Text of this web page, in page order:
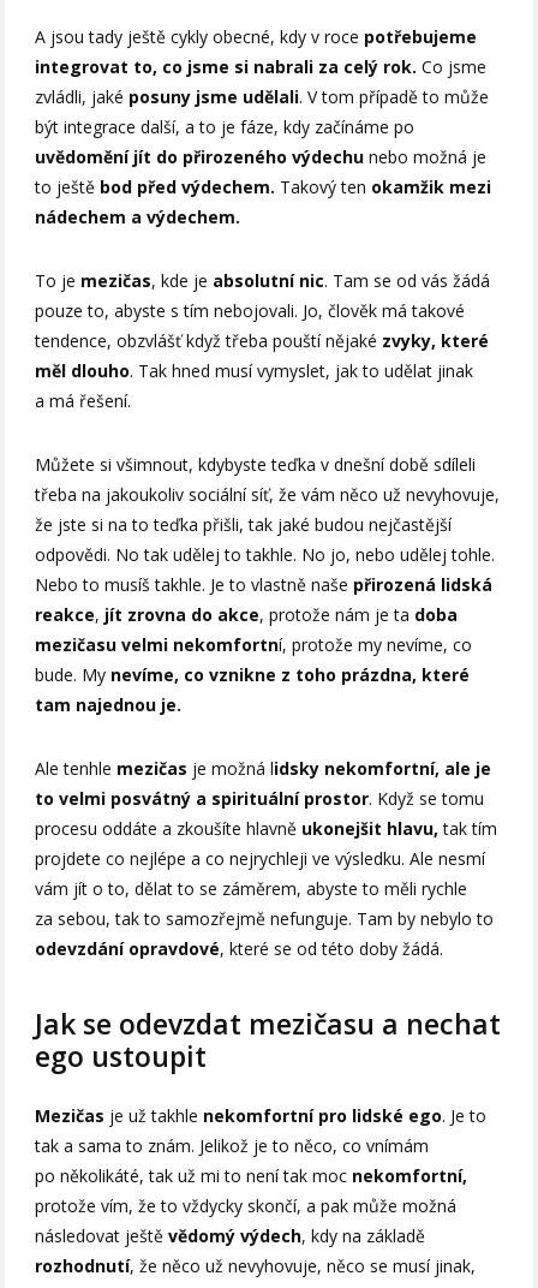
A jsou tady ještě cykly obecné, kdy v roce potřebujeme
integrovat to, co jsme si nabrali za celý rok. Co jsme
zvládli, jaké posuny jsme udělali. V tom případě to může
být integrace další, a to je fáze, kdy začínáme po
uvědomění jít do přirozeného výdechu nebo možná je
to ještě bod před výdechem. Takový ten okamžik mezi
nádechem a výdechem.
To je mezičas, kde je absolutní nic. Tam se od vás žádá
pouze to, abyste s tím nebojovali. Jo, člověk má takové
tendence, obzvlášť když třeba pouští nějaké zvyky, které
měl dlouho. Tak hned musí vymyslet, jak to udělat jinak
a má řešení.
Můžete si všimnout, kdybyste teďka v dnešní době sdíleli
třeba na jakoukoliv sociální síť, že vám něco už nevyhovuje,
že jste si na to teďka přišli, tak jaké budou nejčastější
odpovědi. No tak udělej to takhle. No jo, nebo udělej tohle.
Nebo to musíš takhle. Je to vlastně naše přirozená lidská
reakce, jít zrovna do akce, protože nám je ta doba
mezičasu velmi nekomfortní, protože my nevíme, co
bude. My nevíme, co vznikne z toho prázdna, které
tam najednou je.
Ale tenhle mezičas je možná lidsky nekomfortní, ale je
to velmi posvátný a spirituální prostor. Když se tomu
procesu oddáte a zkoušíte hlavně ukonejšit hlavu, tak tím
projdete co nejlépe a co nejrychleji ve výsledku. Ale nesmí
vám jít o to, dělat to se záměrem, abyste to měli rychle
za sebou, tak to samozřejmě nefunguje. Tam by nebylo to
odevzdání opravdové, které se od této doby žádá.
Jak se odevzdat mezičasu a nechat
ego ustoupit
Mezičas je už takhle nekomfortní pro lidské ego. Je to
tak a sama to znám. Jelikož je to něco, co vnímám
po několikáté, tak už mi to není tak moc nekomfortní,
protože vím, že to vždycky skončí, a pak může možná
následovat ještěvědomý výdech, kdy na základě
rozhodnutí, že něco už nevyhovuje, něco se musí jinak,